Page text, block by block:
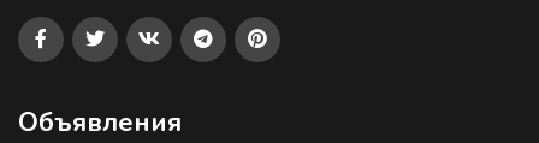
Объявления